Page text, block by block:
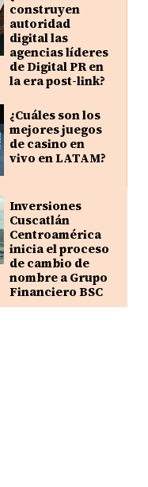
construyen
autoridad
digital las
agencias líderes
de Digital PR en
la era post-link?
¿Cuáles son los
mejores juegos
de casino en
vivo en LATAM?
Inversiones
Cuscatlán
Centroamérica
inicia el proceso
de cambio de
nombre a Grupo
Financiero BSC